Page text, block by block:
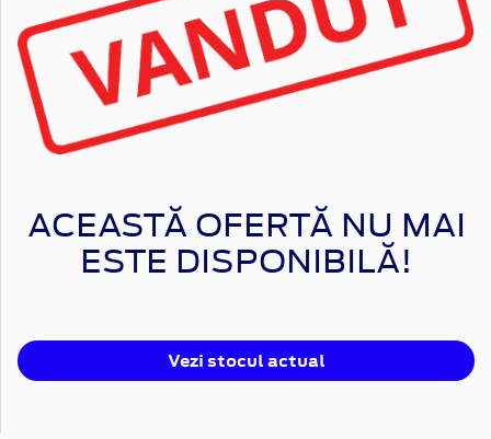
ACEASTĂ OFERTĂ NU MAI
ESTE DISPONIBILĂ!
Vezi stocul actual